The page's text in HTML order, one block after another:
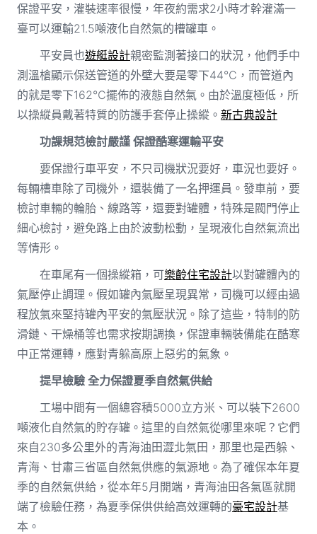
保證平安，灌裝速率很慢，年夜約需求2小時才幹灌滿一
臺可以運輸21.5噸液化自然氣的槽罐車。
平安員也遊艇設計親密監測著接口的狀況，他們手中
測溫槍顯示保送管道的外壁大要是零下44℃，而管道內
的就是零下162℃擺佈的液態自然氣。由於溫度極低，所
以操縱員戴著特質的防護手套停止操縱。 新古典設計
功課規范檢討嚴謹 保證酷寒運輸平安
要保證行車平安，不只司機狀況要好，車況也要好。
每輛槽車除了司機外，還裝備了一名押運員。發車前，要
檢討車輛的輪胎、線路等，還要對罐體，特殊是閥門停止
細心檢討，避免路上由於波動松動，呈現液化自然氣流出
等情形。
在車尾有一個操縱箱，可樂齡住宅設計以對罐體內的
氣壓停止調理。假如罐內氣壓呈現異常，司機可以經由過
程放氣來堅持罐內平安的氣壓狀況。除了這些，特制的防
滑鏈、干燥桶等也需求按期調換，保證車輛裝備能在酷寒
中正常運轉，應對青躲高原上惡劣的氣象。
提早檢驗 全力保證夏季自然氣供給
工場中間有一個總容積5000立方米、可以裝下2600
噸液化自然氣的貯存罐。這里的自然氣從哪里來呢？它們
來自230多公里外的青海油田澀北氣田，那里也是西躲、
青海、甘肅三省區自然氣供應的氣源地。為了確保本年夏
季的自然氣供給，從本年5月開端，青海油田各氣區就開
端了檢驗任務，為夏季保供供給高效運轉的豪宅設計基
本。